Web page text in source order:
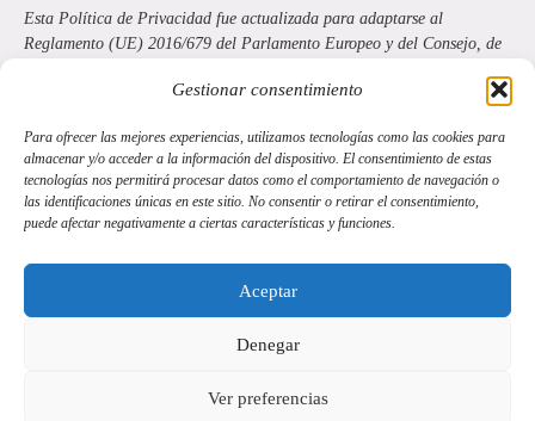
Gestionar consentimiento
Para ofrecer las mejores experiencias, utilizamos tecnologías como las cookies para
almacenar y/o acceder a la información del dispositivo. El consentimiento de estas
tecnologías nos permitirá procesar datos como el comportamiento de navegación o
las identificaciones únicas en este sitio. No consentir o retirar el consentimiento,
puede afectar negativamente a ciertas características y funciones.
Aceptar
Denegar
Ver preferencias
Esta Política de Privacidad fue actualizada para adaptarse al
Reglamento (UE) 2016/679 del Parlamento Europeo y del Consejo, de
lo que respecta al tratamiento de datos personales y a la libre
diciembre, de Protección de Datos Personales y garantía de los
derechos digitales.
Este documento de Política de Privacidad de un sitio web ha sido
creado mediante el generador de
plantilla de política de privacidad web
gratisonline el día 18/07/2025.